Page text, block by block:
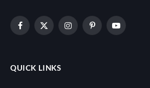
Facebook
X
InstagramPinterestYouTube
QUICK LINKS